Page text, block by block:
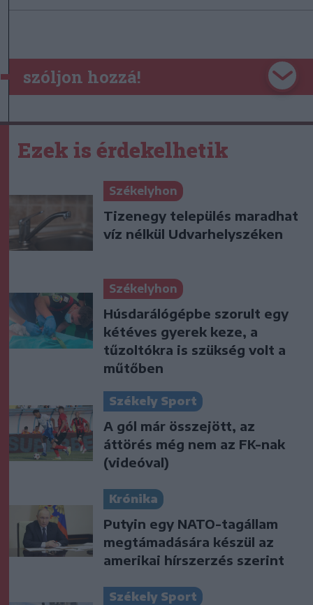
szóljon hozzá!
Ezek is érdekelhetik
Székelyhon
Tizenegy település maradhat
víz nélkül Udvarhelyszéken
Székelyhon
Húsdarálógépbe szorult egy
kétéves gyerek keze, a
tűzoltókra is szükség volt a
műtőben
Székely Sport
A gól már összejött, az
áttörés még nem az FK-nak
(videóval)
Krónika
Putyin egy NATO-tagállam
megtámadására készül az
amerikai hírszerzés szerint
Székely Sport